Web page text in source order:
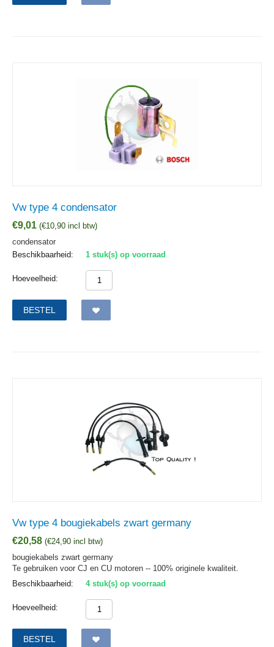
Vw type 4 condensator
€9,01 (€10,90 incl btw)
condensator
Beschikbaarheid:
1 stuk(s) op voorraad
Hoeveelheid:
BESTEL
Vw type 4 bougiekabels zwart germany
€20,58 (€24,90 incl btw)
bougiekabels zwart germany
Te gebruiken voor CJ en CU motoren -- 100% originele kwaliteit.
Beschikbaarheid:
4 stuk(s) op voorraad
Hoeveelheid:
BESTEL